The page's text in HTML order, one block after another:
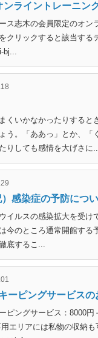
ンライントレーニン
ス志木の会員限定のオ
クリックすると該当する
bj...
くいかなかったりすると
う。「ああっ」とか、
りしても感情を大げさに
）感染症の予防につ
イルスの感染拡大を受け
今のところ通常開館す
底するこ...
ーピングサービスの
ピングサービス：8000
エリアには私物の収納